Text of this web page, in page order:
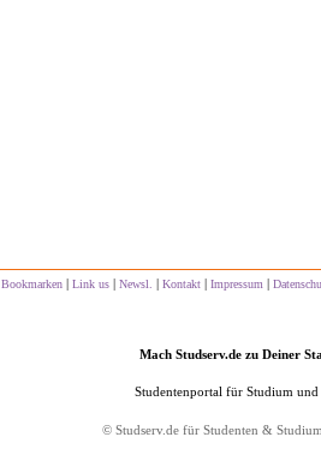
Bookmarken | Link us | Newsl. | Kontakt | Impressum |
Mach Studserv.de zu Deiner
Studentenportal für Studium
© Studserv.de für Studenten &